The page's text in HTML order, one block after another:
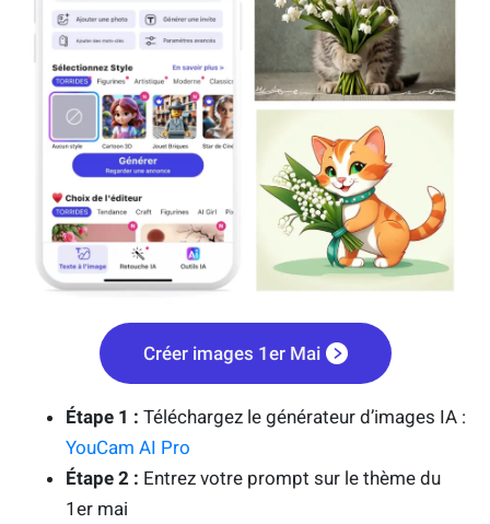
Créer images 1er Mai
Étape 1 : Téléchargez le générateur d’images IA :
YouCam AI Pro
Étape 2 : Entrez votre prompt sur le thème du
1er mai